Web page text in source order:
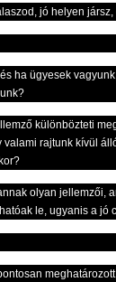
jó helyen
ha ügyesek
különbözteti
rajtunk kívül
olyan jellemzői,
le, ugyanis a jó